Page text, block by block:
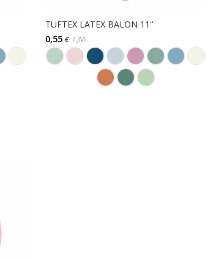
TUFTEX LATEX BALON 11''
0,55 € / JM: